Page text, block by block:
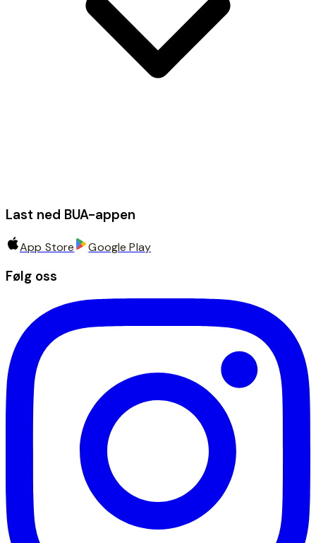
Last ned BUA-appen
App Store Google Play
Følg oss